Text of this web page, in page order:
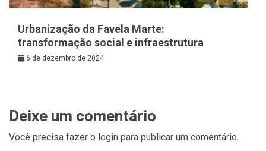
Urbanização da Favela Marte:
transformação social e infraestrutura
6 de dezembro de 2024
Deixe um comentário
Você precisa fazer o login para publicar um comentário.